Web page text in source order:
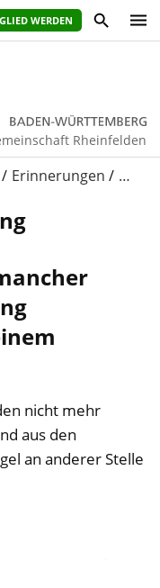
WERDEN
Rheinfelden
Erinnerungen …
nicht mehr
aus den
an anderer Stelle